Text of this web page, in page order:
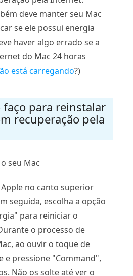
deve manter seu Mac
se ele possui energia
haver algo errado se a
do Mac 24 horas
está carregando?)
faço para reinstalar
recuperação pela
seu Mac
no canto superior
seguida, escolha a opção
para reiniciar o
o processo de
ao ouvir o toque de
e pressione "Command",
Não os solte até ver o